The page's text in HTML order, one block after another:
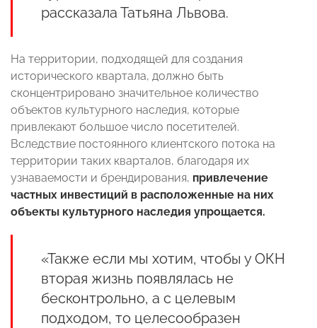
рассказала Татьяна Львова.
На территории, подходящей для создания
исторического квартала, должно быть
сконцентрировано значительное количество
объектов культурного наследия, которые
привлекают большое число посетителей.
Вследствие постоянного клиентского потока на
территории таких кварталов, благодаря их
узнаваемости и брендирования, привлечение
частных инвестиций в расположенные на них
объекты культурного наследия упрощается.
«Также если мы хотим, чтобы у ОКН
вторая жизнь появлялась не
бесконтрольно, а с целевым
подходом, то целесообразен